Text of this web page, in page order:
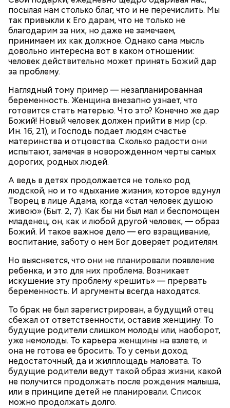
посылая нам столько благ, что и не перечислить. Мы
так привыкли к Его дарам, что не только не
благодарим за них, но даже не замечаем,
принимаем их как должное. Однако сама мысль
довольно интересна вот в каком отношении:
человек действительно может принять Божий дар
за проблему.
Наглядный тому пример — незапланированная
беременность. Женщина внезапно узнает, что
готовится стать матерью. Что это? Конечно же дар
Божий! Новый человек должен прийти в мир (ср.
Ин. 16, 21), и Господь подает людям счастье
материнства и отцовства. Сколько радости они
испытают, замечая в новорожденном черты самых
дорогих, родных людей.
А ведь в детях продолжается не только род
людской, но и то «дыхание жизни», которое вдунул
Творец в лице Адама, когда «стал человек душою
живою» (Быт. 2, 7). Как бы ни был мал и беспомощен
младенец, он, как и любой другой человек, — образ
Божий. И такое важное дело — его взращивание,
воспитание, заботу о нем Бог доверяет родителям.
Но выясняется, что они не планировали появление
ребенка, и это для них проблема. Возникает
искушение эту проблему «решить» — прервать
беременность. И аргументы всегда находятся.
То брак не был зарегистрирован, а будущий отец
сбежал от ответственности, оставив женщину. То
будущие родители слишком молоды или, наоборот,
уже немолоды. То карьера женщины на взлете, и
она не готова ее бросить. То у семьи доход
недостаточный, да и жилплощадь маловата. То
будущие родители ведут такой образ жизни, какой
не получится продолжать после рождения малыша,
или в принципе детей не планировали. Список
можно продолжать долго.
Множество людей совершают паломнические
поездки, чтобы поклониться мощам Святителя
Николая, которые находятся в Италии. 19 декабря
Молитва Николаю чудотворцу
О, всесвятый Николае, угодниче преизрядный
Господень, теплый наш заступниче, и везде в
скорбех скорый помощниче!
Грибной суп с фасолью
грибов;
3 ст. ложки фасоли;
по 1 моркови и репчатой луковице;
3 ст. ложки растительного масла;
зелень, черный молотый перец и соль по вкусу.